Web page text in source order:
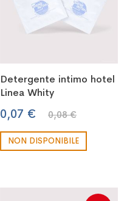
Detergente intimo hotel
Linea Whity
0,07 € 0,08 €
NON DISPONIBILE